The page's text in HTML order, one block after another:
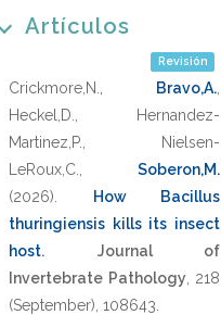
Artículos
Revisión
Crickmore,N. Bravo,A.
Heckel,D.
Hernandez-
Martinez,P.
Nielsen-
LeRoux,C.
Soberon,M.
(2026)
How Bacillus
thuringiensis kills its insect
host.
Journal of
Invertebrate Pathology
218
(September), 108643